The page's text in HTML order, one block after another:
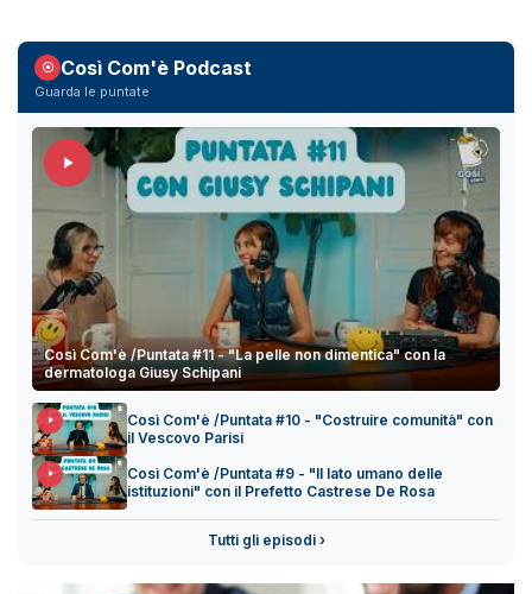
Così Com'è Podcast
Guarda le puntate
Così Com'è /Puntata #11 - "La pelle non dimentica" con la
dermatologa Giusy Schipani
Così Com'è /Puntata #10 - "Costruire comunità" con
il Vescovo Parisi
Così Com'è /Puntata #9 - "Il lato umano delle
istituzioni" con il Prefetto Castrese De Rosa
Tutti gli episodi ›